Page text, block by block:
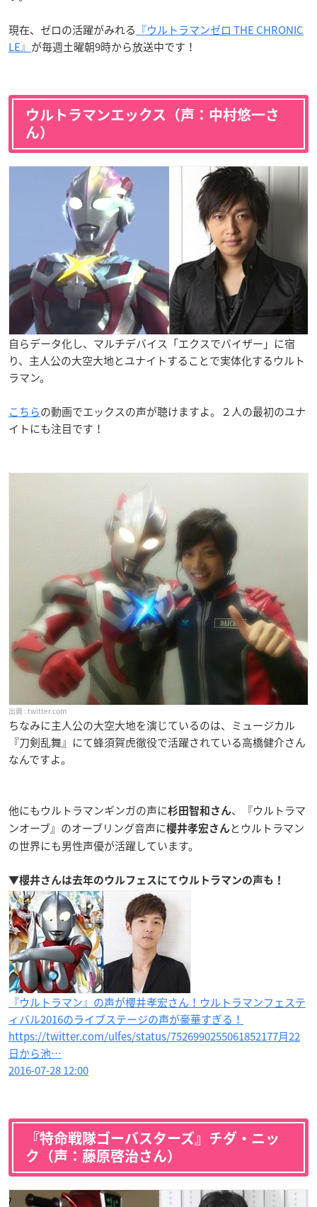
現在、ゼロの活躍がみれる 『ウルトラマンゼロ THE CHRONIC
LE』 が毎週土曜朝9時から放送中です！
ウルトラマンエックス（声：中村悠一さ
ん）
自らデータ化し、マルチデバイス「エクスでバイザー」に宿
り、主人公の大空大地とユナイトすることで実体化するウルト
ラマン。
こちらの動画でエックスの声が聴けますよ。２人の最初のユナ
イトにも注目です！
twitter.com
ちなみに主人公の大空大地を演じているのは、ミュージカル
『刀剣乱舞』にて蜂須賀虎徹役で活躍されている高橋健介さん
なんですよ。
他にもウルトラマンギンガの声に杉田智和さん、『ウルトラマ
ンオーブ』のオーブリング音声に櫻井孝宏さんとウルトラマン
の世界にも男性声優が活躍しています。
▼櫻井さんは去年のウルフェスにてウルトラマンの声も！
『ウルトラマン』の声が櫻井孝宏さん！ウルトラマンフェステ
ィバル2016のライブステージの声が豪華すぎる！
https://twitter.com/ulfes/status/7526990255061852177月22
日から池…
2016-07-28 12:00
『特命戦隊ゴーバスターズ』チダ・ニッ
ク（声：藤原啓治さん）